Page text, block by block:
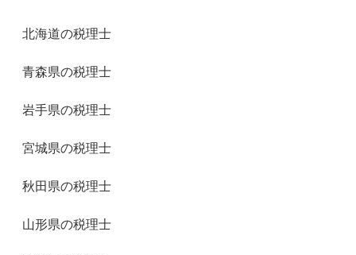
北海道の税理士
青森県の税理士
岩手県の税理士
宮城県の税理士
秋田県の税理士
山形県の税理士